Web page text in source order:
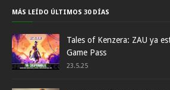
MÁS LEÍDO ÚLTIMOS 30 DÍAS
Tales of Kenzera: ZAU ya
Game Pass
23.5.25